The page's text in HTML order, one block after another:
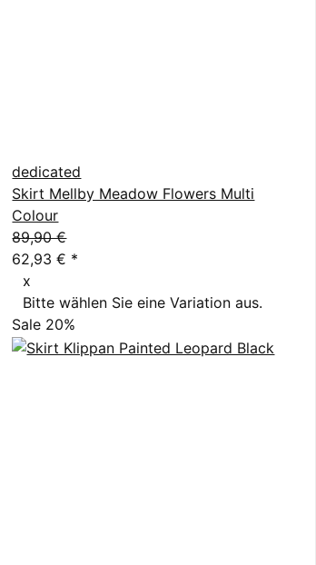
dedicated
Skirt Mellby Meadow Flowers Multi
Colour
89,90 €
62,93 € *
x
Bitte wählen Sie eine Variation aus.
Sale 20%